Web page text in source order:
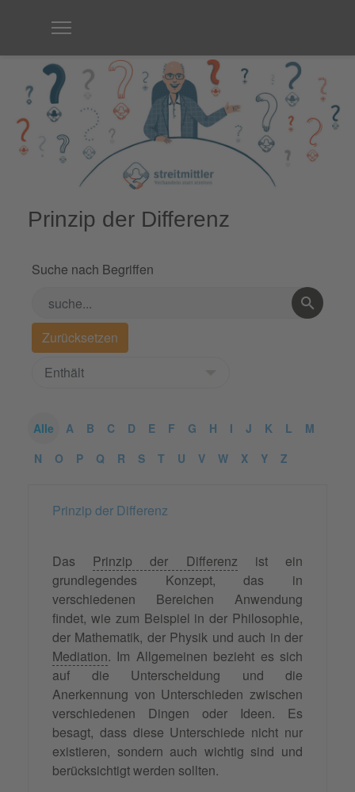
Prinzip der Differenz
Suche nach Begriffen
Alle A B C D E F G H I J K L
M
N
O P Q R S T U V W X Y Z
Prinzip der Differenz
Das Prinzip der Differenz ist ein
grundlegendes Konzept, das in
verschiedenen Bereichen Anwendung
findet, wie zum Beispiel in der Philosophie,
der Mathematik, der Physik und auch in der
Mediation. Im Allgemeinen bezieht es sich
auf die Unterscheidung und die
Anerkennung von Unterschieden zwischen
verschiedenen Dingen oder Ideen. Es
besagt, dass diese Unterschiede nicht nur
existieren, sondern auch wichtig sind und
berücksichtigt werden sollten.